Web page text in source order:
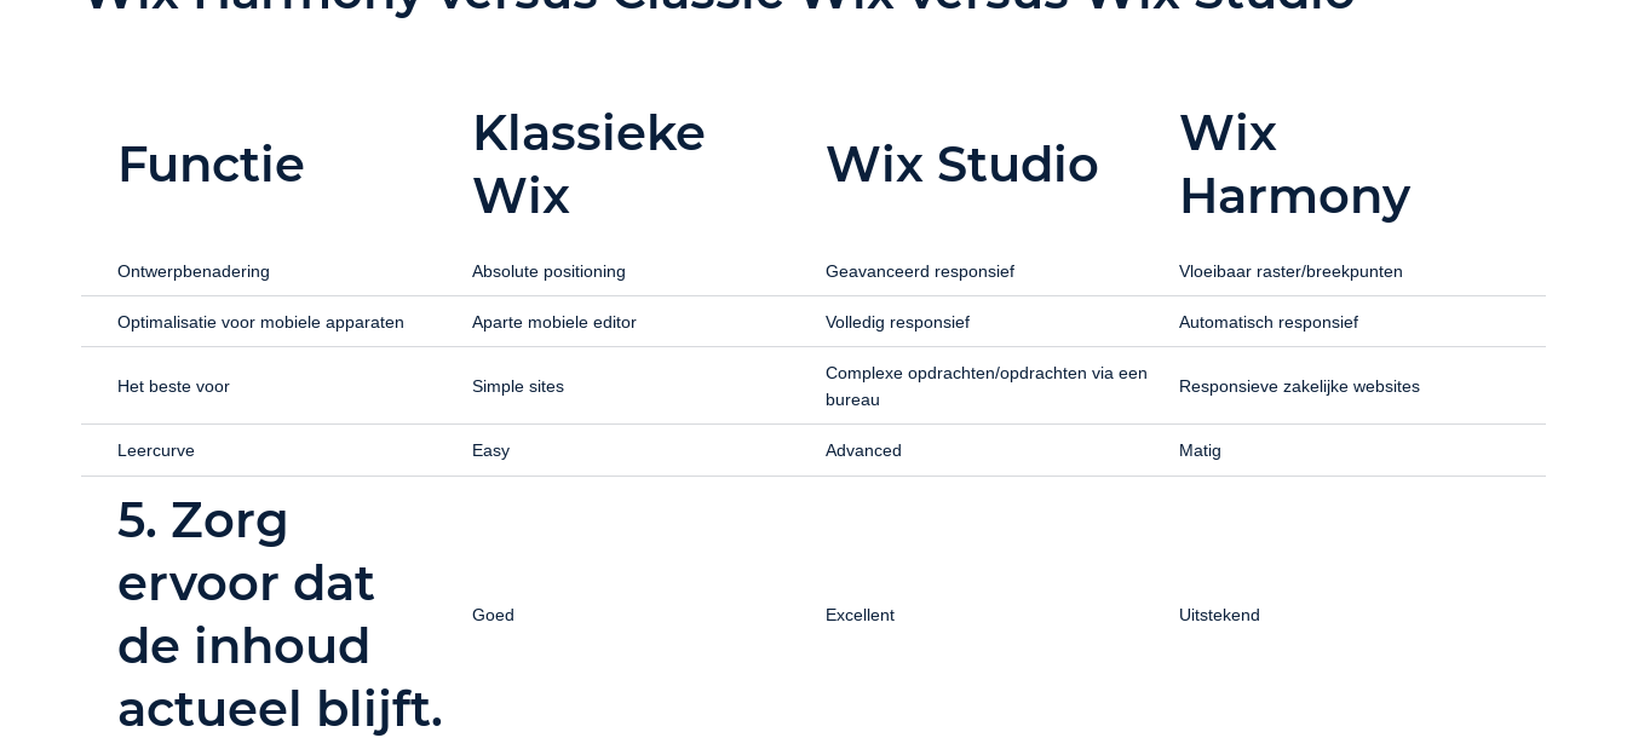
Functie
Klassieke
Wix
Wix Studio
Wix
Harmony
Ontwerpbenadering Absolute positioning Geavanceerd responsief Vloeibaar raster/breekpunten
Optimalisatie voor mobiele apparaten Aparte mobiele editor Volledig responsief Automatisch responsief
Het beste voor Simple sites
Complexe opdrachten/opdrachten via een
bureau
Responsieve zakelijke websites
Leercurve Easy Advanced Matig
5. Zorg
ervoor dat
de inhoud
actueel blijft.
Goed Excellent Uitstekend